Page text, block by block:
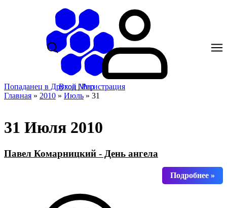
Попаданец в Другой Мир
Вход |Регистрация
Главная » 2010 » Июль » 31
31 Июля 2010
Павел Комарницкий - День ангела